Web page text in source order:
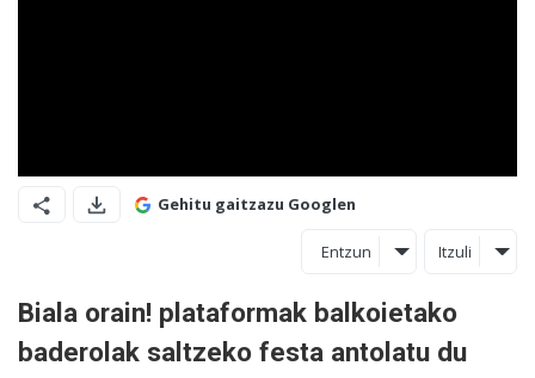
Gehitu gaitzazu Googlen
Entzun Itzuli
Biala orain! plataformak balkoietako
baderolak saltzeko festa antolatu du